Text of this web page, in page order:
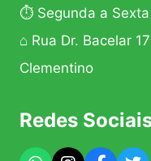
⏱ Segunda a
⌂ Rua Dr. Bacelar
Clementino
Redes